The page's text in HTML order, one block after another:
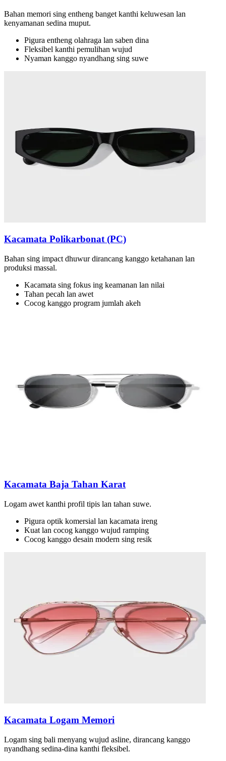
Bahan memori sing entheng banget kanthi keluwesan lan
kenyamanan sedina muput.
Pigura entheng olahraga lan saben dina
Fleksibel kanthi pemulihan wujud
Nyaman kanggo nyandhang sing suwe
Kacamata Polikarbonat (PC)
Bahan sing impact dhuwur dirancang kanggo ketahanan lan
produksi massal.
Kacamata sing fokus ing keamanan lan nilai
Tahan pecah lan awet
Cocog kanggo program jumlah akeh
Kacamata Baja Tahan Karat
Logam awet kanthi profil tipis lan tahan suwe.
Pigura optik komersial lan kacamata ireng
Kuat lan cocog kanggo wujud ramping
Cocog kanggo desain modern sing resik
Kacamata Logam Memori
Logam sing bali menyang wujud asline, dirancang kanggo
nyandhang sedina-dina kanthi fleksibel.